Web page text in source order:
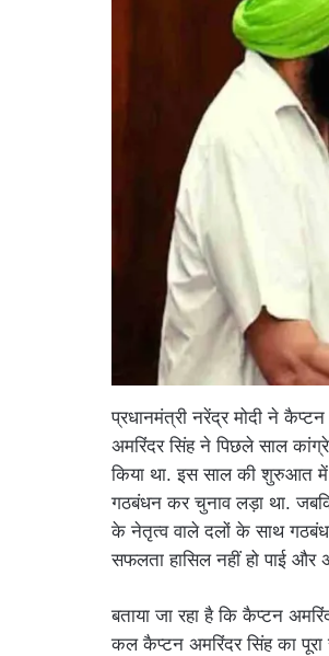
प्रधानमंत्री नरेंद्र मोदी ने
अमरिंदर सिंह ने पिछले साल
किया था. इस साल की शुरुआत में
गठबंधन कर चुनाव लड़ा था.
के नेतृत्व वाले दलों के साथ
सफलता हासिल नहीं हो पाई और
बताया जा रहा है कि कैप्टन
कल कैप्टन अमरिंदर सिंह का पूरा